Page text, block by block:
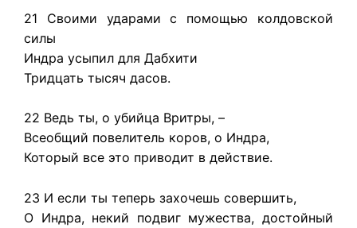
21 Своими ударами с помощью колдовской
силы
Индра усыпил для Дабхити
Тридцать тысяч дасов.
22 Ведь ты, о убийца Вритры, –
Всеобщий повелитель коров, о Индра,
Который все это приводит в действие.
23 И если ты теперь захочешь совершить,
О Индра, некий подвиг мужества, достойный